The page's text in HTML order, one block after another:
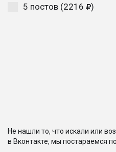
5 постов (2216
)
Не нашли то, что искали или
в Вконтакте, мы постараемся